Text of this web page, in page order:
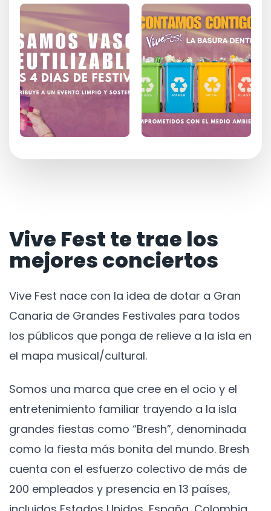
Vive Fest te trae los
mejores conciertos
Vive Fest nace con la idea de dotar a Gran
Canaria de Grandes Festivales para todos
los públicos que ponga de relieve a la isla en
el mapa musical/cultural.
Somos una marca que cree en el ocio y el
entretenimiento familiar trayendo a la isla
grandes fiestas como “Bresh”, denominada
como la fiesta más bonita del mundo. Bresh
cuenta con el esfuerzo colectivo de más de
200 empleados y presencia en 13 países,